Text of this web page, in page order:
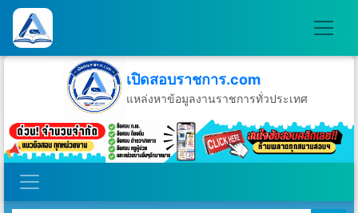
เปิดสอบราชการ.com
แหล่งหาข้อมูลงานราชการทั่วประเทศ
วันศุกร์ที่ 7 เดือนสิงหาคม พ.ศ.2569